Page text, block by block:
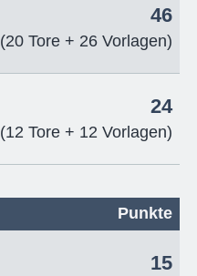
46
(20 Tore + 26 Vorlagen)
24
(12 Tore + 12 Vorlagen)
Punkte
15